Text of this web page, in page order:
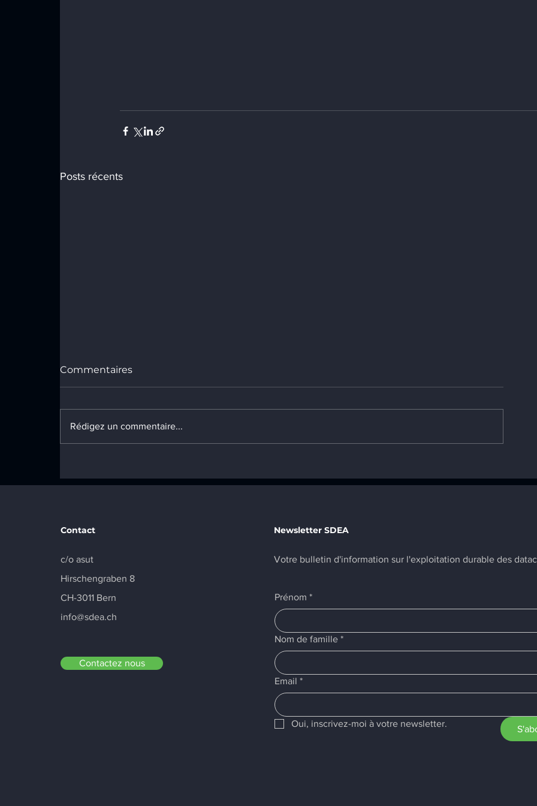
Posts récents
finaliste aux World
modèle pour le reporting
« Advancing
Commentaires
Rédigez un commentaire...
Contact
c/o asut
Hirschengraben 8
CH-3011 Bern
info@sdea.ch
Contactez nous
Newsletter SDEA
Votre bulletin d'information sur l'exploitation durable des
Prénom *
Nom de famille *
Email *
Oui, inscrivez-moi à votre newsletter.